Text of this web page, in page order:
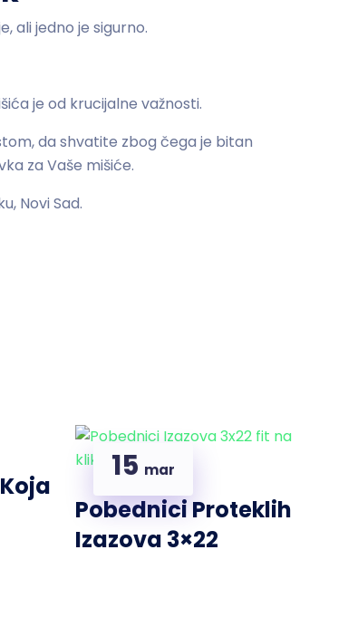
ali jedno je sigurno.
je od krucijalne važnosti.
da shvatite zbog čega je bitan
za Vaše mišiće.
Novi Sad.
15 mar
Pobednici Proteklih
Izazova 3×22